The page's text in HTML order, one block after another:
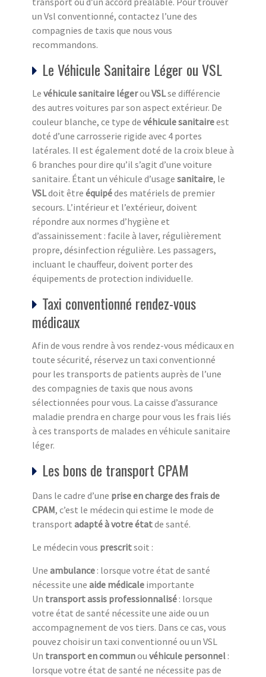
un Vsl conventionné, contactez l’une des
compagnies de taxis que nous vous
recommandons.
Le Véhicule Sanitaire Léger ou VSL
Le véhicule sanitaire légerou VSLse différencie
des autres voitures par son aspect extérieur. De
couleur blanche, ce type de véhicule sanitaireest
doté d’une carrosserie rigide avec 4 portes
latérales. Il est également doté de la croix bleue à
6 branches pour dire qu’il s’agit d’une voiture
sanitaire. Étant un véhicule d’usage sanitaire, le
VSLdoit être équipédes matériels de premier
secours. L’intérieur et l’extérieur, doivent
répondre aux normes d’hygiène et
d’assainissement : facile à laver, régulièrement
propre, désinfection régulière. Les passagers,
incluant le chauffeur, doivent porter des
équipements de protection individuelle.
Taxi conventionné rendez-vous
médicaux
Afin de vous rendre à vos rendez-vous médicaux en
toute sécurité, réservez un taxi conventionné
pour les transports de patients auprès de l’une
des compagnies de taxis que nous avons
sélectionnées pour vous. La caisse d’assurance
maladie prendra en charge pour vous les frais liés
à ces transports de malades en véhicule sanitaire
léger.
Les bons de transport CPAM
Dans le cadre d’une prise en charge des frais de
CPAM, c’est le médecin qui estime le mode de
transport adapté à votre étatde santé.
Le médecin vous prescritsoit :
Une ambulance : lorsque votre état de santé
nécessite une aide médicale importante
Un transport assis professionnalisé : lorsque
votre état de santé nécessite une aide ou un
accompagnement de vos tiers. Dans ce cas, vous
pouvez choisir un taxi conventionné ou un VSL
Un transport en communou véhicule personnel :
lorsque votre état de santé ne nécessite pas de